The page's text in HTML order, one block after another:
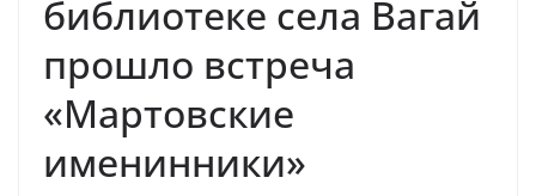
библиотеке села Вагай
прошло встреча
«Мартовские
именинники»